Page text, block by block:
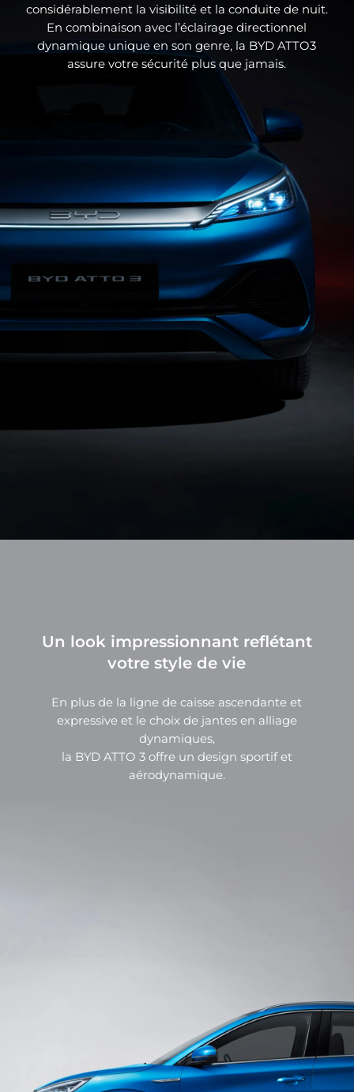
considérablement la visibilité et la conduite de nuit.
En combinaison avec l’éclairage directionnel
dynamique unique en son genre, la BYD ATTO3
assure votre sécurité plus que jamais.
Un look impressionnant reflétant
votre style de vie
En plus de la ligne de caisse ascendante et
expressive et le choix de jantes en alliage
dynamiques,
la BYD ATTO 3 offre un design sportif et
aérodynamique.